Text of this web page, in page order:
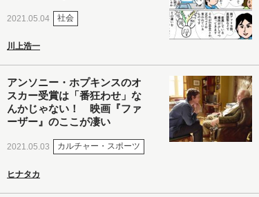
2021.05.04 社会
川上浩一
アンソニー・ホプキンスのオ
スカー受賞は「番狂わせ」な
んかじゃない！ 映画『ファ
ーザー』のここが凄い
2021.05.03 カルチャー・スポーツ
ヒナタカ